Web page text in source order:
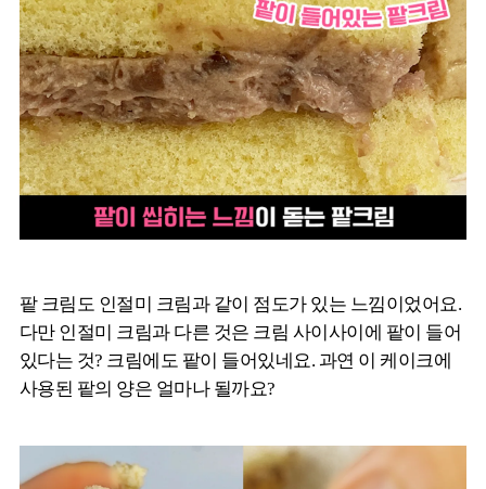
팥 크림도 인절미 크림과 같이 점도가 있는 느낌이었어요.
다만 인절미 크림과 다른 것은 크림 사이사이에 팥이 들어
있다는 것? 크림에도 팥이 들어있네요. 과연 이 케이크에
사용된 팥의 양은 얼마나 될까요?